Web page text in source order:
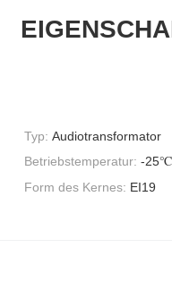
Typ: Audiotransformator
Betriebstemperatur: -
Form des Kernes: EI19